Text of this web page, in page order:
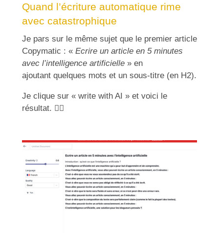
Quand l’écriture automatique rime
avec catastrophique
Je pars sur le même sujet que le premier article
Copymatic : « Ecrire un article en 5 minutes
avec l’intelligence artificielle» en
ajoutant quelques mots et un sous-titre (en H2).
Je clique sur « write with AI » et voici le
résultat. 🤦‍♀️